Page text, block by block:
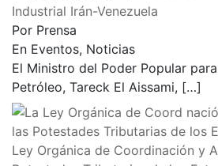
Industrial Irán-Venezuela
Por Prensa
En Eventos, Noticias
El Ministro del Poder Popular
Petróleo, Tareck El Aissami, […]
Ley Orgánica de Coordinación y